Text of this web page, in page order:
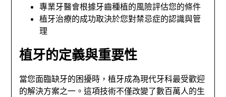
專業牙醫會根據牙齒種植的風險評估您的條件
植牙治療的成功取決於您對禁忌症的認識與管
理
植牙的定義與重要性
當您面臨缺牙的困擾時，植牙成為現代牙科最受歡迎
的解決方案之一。這項技術不僅改變了數百萬人的生